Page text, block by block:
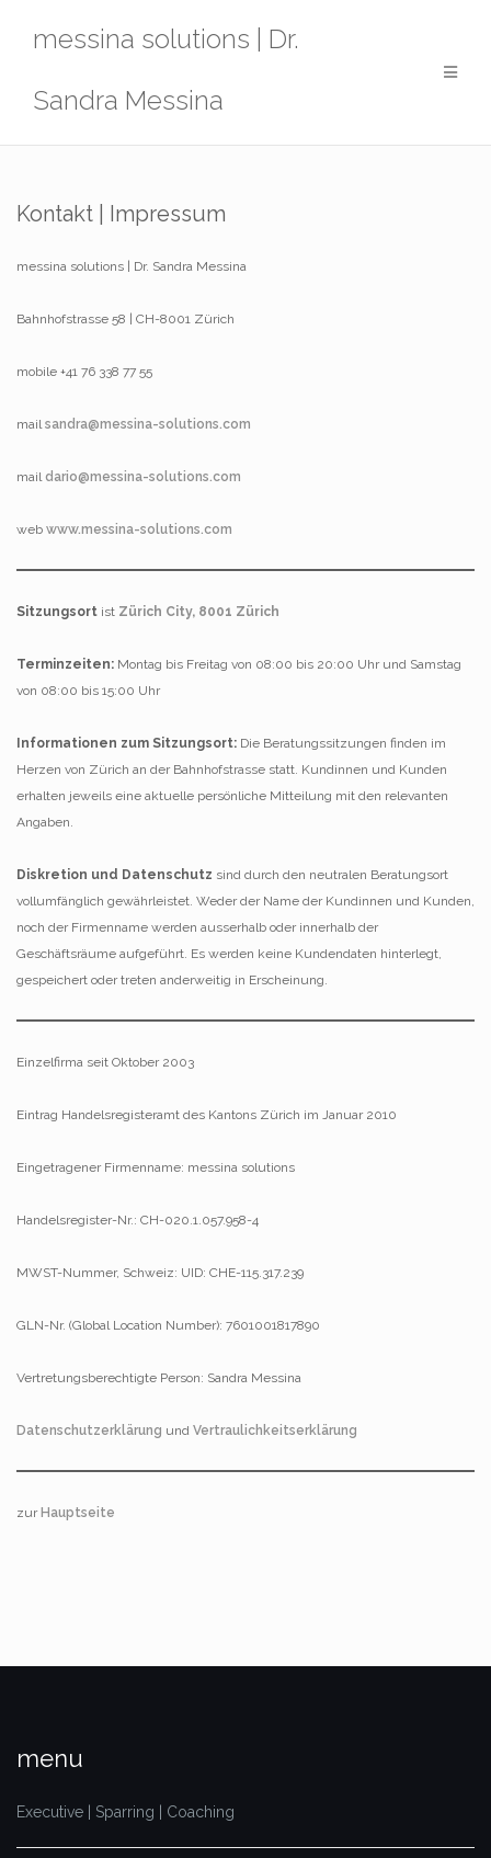
Inhaltmessina solutions | Dr.
Sandra Messina
Kontakt | Impressum
messina solutions | Dr. Sandra Messina
Bahnhofstrasse 58 | CH-8001 Zürich
mobile +41 76 338 77 55
mailsandra@messina-solutions.com
maildario@messina-solutions.com
web www.messina-solutions.com
Sitzungsort ist Zürich City, 8001 Zürich
Terminzeiten: Montag bis Freitag von 08:00 bis 20:00 Uhr und Samstag
von 08:00 bis 15:00 Uhr
Informationen zum Sitzungsort: Die Beratungssitzungen finden im
Herzen von Zürich an der Bahnhofstrasse statt. Kundinnen und Kunden
erhalten jeweils eine aktuelle persönliche Mitteilung mit den relevanten
Angaben.
Diskretion und Datenschutz sind durch den neutralen Beratungsort
vollumfänglich gewährleistet. Weder der Name der Kundinnen und Kunden,
noch der Firmenname werden ausserhalb oder innerhalb der
Geschäftsräume aufgeführt. Es werden keine Kundendaten hinterlegt,
gespeichert oder treten anderweitig in Erscheinung.
Einzelfirma seit Oktober 2003
Eintrag Handelsregisteramt des Kantons Zürich im Januar 2010
Eingetragener Firmenname: messina solutions
Handelsregister-Nr.: CH-020.1.057.958-4
MWST-Nummer, Schweiz: UID: CHE-115.317.239
GLN-Nr. (Global Location Number): 7601001817890
Vertretungsberechtigte Person: Sandra Messina
Datenschutzerklärung und Vertraulichkeitserklärung
zur Hauptseite
menu
Executive | Sparring | Coaching